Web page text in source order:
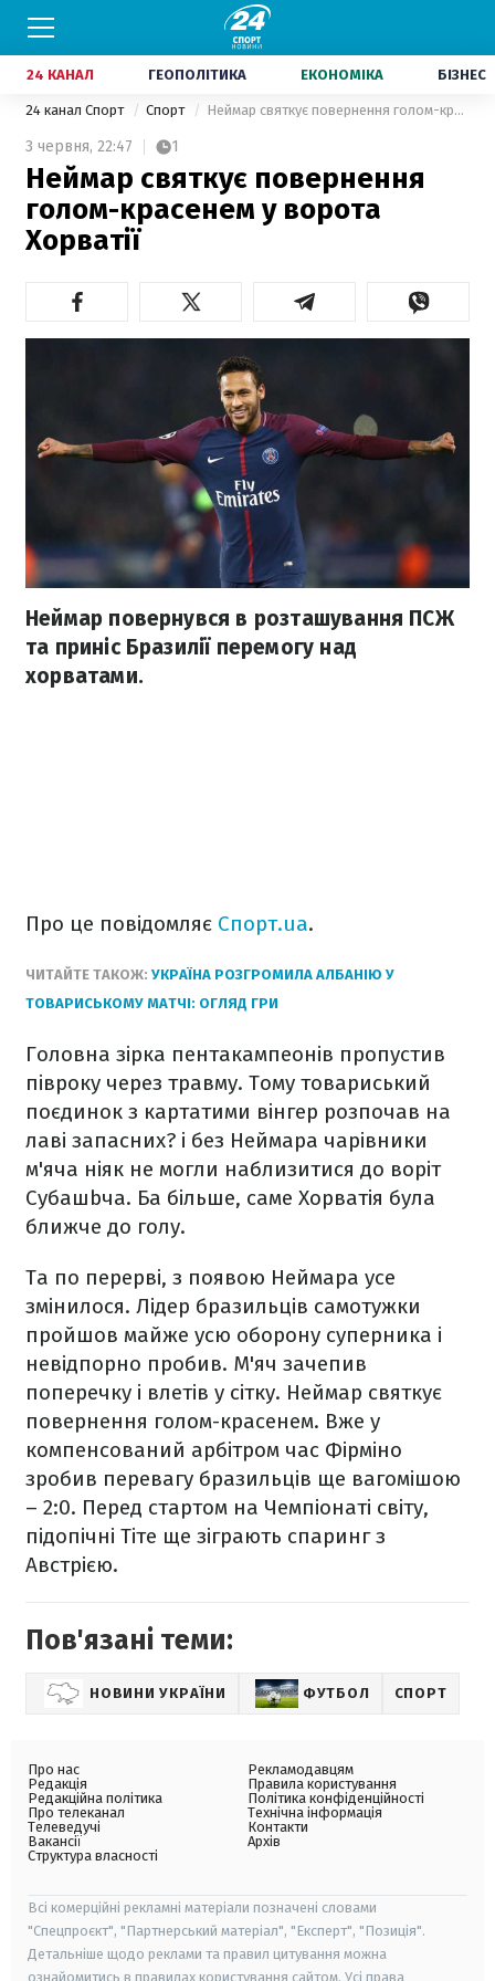
24 КАНАЛ ГЕОПОЛІТИКА ЕКОНОМІКА БІЗНЕС
24 канал Спорт Спорт Неймар святкує повернення голом-красенем у ворота Хорватії
3 червня, 22:47 1
Неймар святкує повернення
голом-красенем у ворота
Хорватії
Неймар повернувся в розташування ПСЖ
та приніс Бразилії перемогу над
хорватами.
Про це повідомляє Спорт.ua.
ЧИТАЙТЕ ТАКОЖ: УКРАЇНА РОЗГРОМИЛА АЛБАНІЮ У
ТОВАРИСЬКОМУ МАТЧІ: ОГЛЯД ГРИ
Головна зірка пентакампеонів пропустив
півроку через травму. Тому товариський
поєдинок з картатими вінгер розпочав на
лаві запасних? і без Неймара чарівники
м'яча ніяк не могли наблизитися до воріт
Субашbча. Ба більше, саме Хорватія була
ближче до голу.
Та по перерві, з появою Неймара усе
змінилося. Лідер бразильців самотужки
пройшов майже усю оборону суперника і
невідпорно пробив. М'яч зачепив
поперечку і влетів у сітку. Неймар святкує
повернення голом-красенем. Вже у
компенсований арбітром час Фірміно
зробив перевагу бразильців ще вагомішою
– 2:0. Перед стартом на Чемпіонаті світу,
підопічні Тіте ще зіграють спаринг з
Австрією.
Пов'язані теми:
НОВИНИ УКРАЇНИ ФУТБОЛ СПОРТ
Про нас
Редакція
Редакційна політика
Про телеканал
Телеведучі
Вакансії
Структура власності
Рекламодавцям
Правила користування
Політика конфіденційності
Технічна інформація
Контакти
Архів
Всі комерційні рекламні матеріали позначені словами
"Спецпроєкт", "Партнерський матеріал", "Експерт", "Позиція".
Детальніше щодо реклами та правил цитування можна
ознайомитись в правилах користування сайтом. Усі права